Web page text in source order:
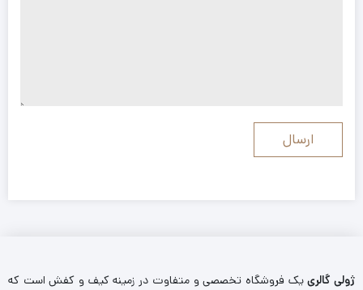
ژولی گالرییک فروشگاه تخصصی و متفاوت در زمینه کیف و کفش است که